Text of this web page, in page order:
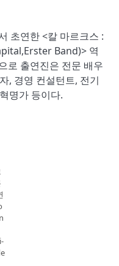
초연한 <칼 마르크스 :
Band)> 역
로 출연진은 전문 배우
, 경영 컨설턴트, 전기
명가 등이다.